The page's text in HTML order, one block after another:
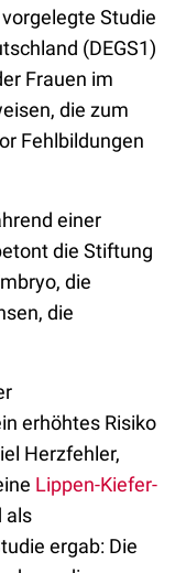
Studie
(DEGS1)
Frauen im
die zum
Fehlbildungen
einer
die Stiftung
die
die
erhöhtes Risiko
Herzfehler,
Lippen-Kiefer-
als
ergab: Die